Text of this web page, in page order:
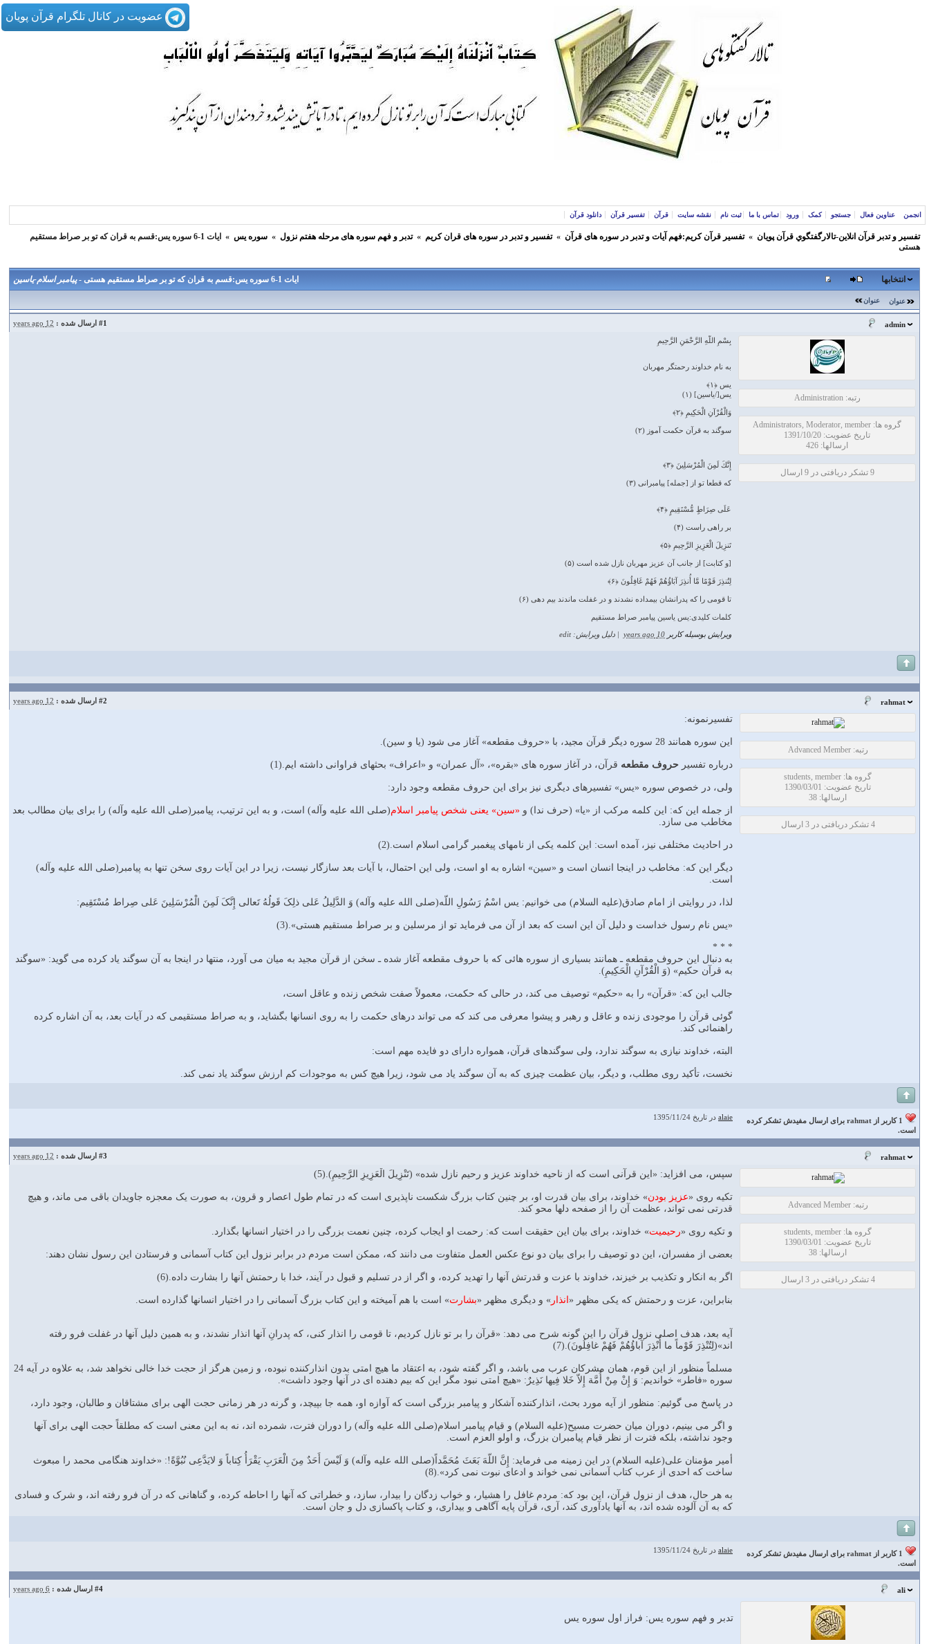
عضویت در کانال تلگرام قرآن پویان
انجمن عناوین فعال جستجو کمک ورود تماس با ما ثبت نام نقشه سایت قرآن تفسیر قرآن دانلود قرآن
تفسير و‌ تدبر قرآن انلاين-تالارگفتگوي قرآن پویان » تفسير قرآن كريم:فهم آيات و تدبر در سوره های قرآن » تفسير و تدبر در سوره های قران كريم » تدبر و فهم سوره های مرحله هفتم نزول » سوره یس »
ایات 1-6 سوره یس:قسم به قران که تو بر صراط مستقیم
هستی
ایات 1-6 سوره یس:قسم به قران که تو بر صراط مستقیم هستی - پیامبر اسلام-یاسین انتخابها
عنوان عنوان
admin
#1 ارسال شده : 12 years ago
رتبه: Administration
گروه ها: Administrators, Moderator, member
تاریخ عضویت: 1391/10/20
ارسالها: 426
9 تشکر دریافتی در 9 ارسال
بِسْمِ اللَّهِ الرَّحْمَنِ الرَّحِيمِ
به نام خداوند رحمتگر مهربان
يس ﴿۱﴾
يس[/ياسين] (۱)
وَالْقُرْآنِ الْحَكِيمِ ﴿۲﴾
سوگند به قرآن حكمت‏ آموز (۲)
إِنَّكَ لَمِنَ الْمُرْسَلِينَ ﴿۳﴾
كه قطعا تو از [جمله] پيامبرانى (۳)
عَلَى صِرَاطٍ مُّسْتَقِيمٍ ﴿۴﴾
بر راهى راست (۴)
تَنزِيلَ الْعَزِيزِ الرَّحِيمِ ﴿۵﴾
[و كتابت] از جانب آن عزيز مهربان نازل شده است (۵)
لِتُنذِرَ قَوْمًا مَّا أُنذِرَ آبَاؤُهُمْ فَهُمْ غَافِلُونَ ﴿۶﴾
تا قومى را كه پدرانشان بيم‏داده نشدند و در غفلت ماندند بيم دهى (۶)
کلمات کلیدی:یس یاسین پیامبر صراط مستقیم
ویرایش بوسیله کاربر 10 years ago دلیل ویرایش: edit
rahmat
#2 ارسال شده : 12 years ago
رتبه: Advanced Member
گروه ها: students, member
تاریخ عضویت: 1390/03/01
ارسالها: 38
4 تشکر دریافتی در 3 ارسال
تفسیرنمونه:
این سوره همانند 28 سوره دیگر قرآن مجید، با «حروف مقطعه» آغاز مى شود (یا و سین).
درباره تفسیر حروف مقطعه قرآن، در آغاز سوره هاى «بقره»، «آل عمران» و «اعراف» بحثهاى فراوانى داشته ایم.(1)
ولى، در خصوص سوره «یس» تفسیرهاى دیگرى نیز براى این حروف مقطعه وجود دارد:
از جمله این که: این کلمه مرکب از «یا» (حرف ندا) و «سین» یعنى شخص پیامبر اسلام(صلى الله علیه وآله) است، و به این ترتیب، پیامبر(صلى الله علیه وآله) را براى بیان مطالب بعد
مخاطب مى سازد.
در احادیث مختلفى نیز، آمده است: این کلمه یکى از نامهاى پیغمبر گرامى اسلام است.(2)
دیگر این که: مخاطب در اینجا انسان است و «سین» اشاره به او است، ولى این احتمال، با آیات بعد سازگار نیست، زیرا در این آیات روى سخن تنها به پیامبر(صلى الله علیه وآله)
است.
لذا، در روایتى از امام صادق(علیه السلام) مى خوانیم: یس اسْمُ رَسُولِ اللّه(صلى الله علیه وآله) وَ الدَّلِیلُ عَلى ذلِکَ قَولُهُ تَعالى إِنَّکَ لَمِنَ الْمُرْسَلِینَ عَلى صِراط مُسْتَقِیم:
«یس نام رسول خداست و دلیل آن این است که بعد از آن مى فرماید تو از مرسلین و بر صراط مستقیم هستى».(3)
* * *
به دنبال این حروف مقطعه ـ همانند بسیارى از سوره هائى که با حروف مقطعه آغاز شده ـ سخن از قرآن مجید به میان مى آورد، منتها در اینجا به آن سوگند یاد کرده مى گوید: «سوگند
به قرآن حکیم» (وَ الْقُرْآنِ الْحَکِیمِ).
جالب این که: «قرآن» را به «حکیم» توصیف مى کند، در حالى که حکمت، معمولاً صفت شخص زنده و عاقل است،
گوئى قرآن را موجودى زنده و عاقل و رهبر و پیشوا معرفى مى کند که مى تواند درهاى حکمت را به روى انسانها بگشاید، و به صراط مستقیمى که در آیات بعد، به آن اشاره کرده
راهنمائى کند.
البته، خداوند نیازى به سوگند ندارد، ولى سوگندهاى قرآن، همواره داراى دو فایده مهم است:
نخست، تأکید روى مطلب، و دیگر، بیان عظمت چیزى که به آن سوگند یاد مى شود، زیرا هیچ کس به موجودات کم ارزش سوگند یاد نمى کند.
1 کاربر از rahmat برای ارسال مفیدش تشکر کرده
است.
alaie در تاریخ 1395/11/24
rahmat
#3 ارسال شده : 12 years ago
رتبه: Advanced Member
گروه ها: students, member
تاریخ عضویت: 1390/03/01
ارسالها: 38
4 تشکر دریافتی در 3 ارسال
سپس، مى افزاید: «این قرآنى است که از ناحیه خداوند عزیز و رحیم نازل شده» (تَنْزِیلَ الْعَزِیزِ الرَّحِیمِ).(5)
تکیه روى «عزیز بودن» خداوند، براى بیان قدرت او، بر چنین کتاب بزرگ شکست ناپذیرى است که در تمام طول اعصار و قرون، به صورت یک معجزه جاویدان باقى مى ماند، و هیچ
قدرتى نمى تواند، عظمت آن را از صفحه دلها محو کند.
و تکیه روى «رحیمیت» خداوند، براى بیان این حقیقت است که: رحمت او ایجاب کرده، چنین نعمت بزرگى را در اختیار انسانها بگذارد.
بعضى از مفسران، این دو توصیف را براى بیان دو نوع عکس العمل متفاوت مى دانند که، ممکن است مردم در برابر نزول این کتاب آسمانى و فرستادن این رسول نشان دهند:
اگر به انکار و تکذیب بر خیزند، خداوند با عزت و قدرتش آنها را تهدید کرده، و اگر از در تسلیم و قبول در آیند، خدا با رحمتش آنها را بشارت داده.(6)
بنابراین، عزت و رحمتش که یکى مظهر « انذار » و دیگرى مظهر «بشارت» است با هم آمیخته و این کتاب بزرگ آسمانى را در اختیار انسانها گذارده است.
آیه بعد، هدف اصلى نزول قرآن را این گونه شرح مى دهد: «قرآن را بر تو نازل کردیم، تا قومى را انذار کنى، که پدرانِ آنها انذار نشدند، و به همین دلیل آنها در غفلت فرو رفته
اند»(لِتُنْذِرَ قَوْماً ما أُنْذِرَ آباؤُهُمْ فَهُمْ غافِلُونَ).(7)
مسلماً منظور از این قوم، همان مشرکان عرب مى باشد، و اگر گفته شود، به اعتقاد ما هیچ امتى بدون انذارکننده نبوده، و زمین هرگز از حجت خدا خالى نخواهد شد، به علاوه در آیه 24
سوره «فاطر» خواندیم: وَ إِنْ مِنْ أُمَّة إِلاّ خَلا فِیها نَذِیرٌ: «هیچ امتى نبود مگر این که بیم دهنده اى در آنها وجود داشت».
در پاسخ مى گوئیم: منظور از آیه مورد بحث، انذارکننده آشکار و پیامبر بزرگى است که آوازه او، همه جا بپیچد، و گرنه در هر زمانى حجت الهى براى مشتاقان و طالبان، وجود دارد،
و اگر مى بینیم، دوران میان حضرت مسیح(علیه السلام) و قیام پیامبر اسلام(صلى الله علیه وآله) را دوران فترت، شمرده اند، نه به این معنى است که مطلقاً حجت الهى براى آنها
وجود نداشته، بلکه فترت از نظر قیام پیامبران بزرگ، و اولو العزم است.
أمیر مؤمنان على(علیه السلام) در این زمینه مى فرماید: إِنَّ اللّهَ بَعَثَ مُحَمَّداً(صلى الله علیه وآله) وَ لَیْسَ أَحَدٌ مِنَ الْعَرَبِ یَقْرَأُ کِتاباً وَ لایَدَّعِی نُبُوَّةً!: «خداوند هنگامى محمد را مبعوث
ساخت که احدى از عرب کتاب آسمانى نمى خواند و ادعاى نبوت نمى کرد».(8)
به هر حال، هدف از نزول قرآن، این بود که: مردم غافل را هشیار، و خواب زدگان را بیدار، سازد، و خطراتى که آنها را احاطه کرده، و گناهانى که در آن فرو رفته اند، و شرک و فسادى
که به آن آلوده شده اند، به آنها یادآورى کند، آرى، قرآن پایه آگاهى و بیدارى، و کتاب پاکسازى دل و جان است.
1 کاربر از rahmat برای ارسال مفیدش تشکر کرده
است.
alaie در تاریخ 1395/11/24
ali
#4 ارسال شده : 6 years ago
تدبر و فهم سوره يس: فراز اول سوره يس